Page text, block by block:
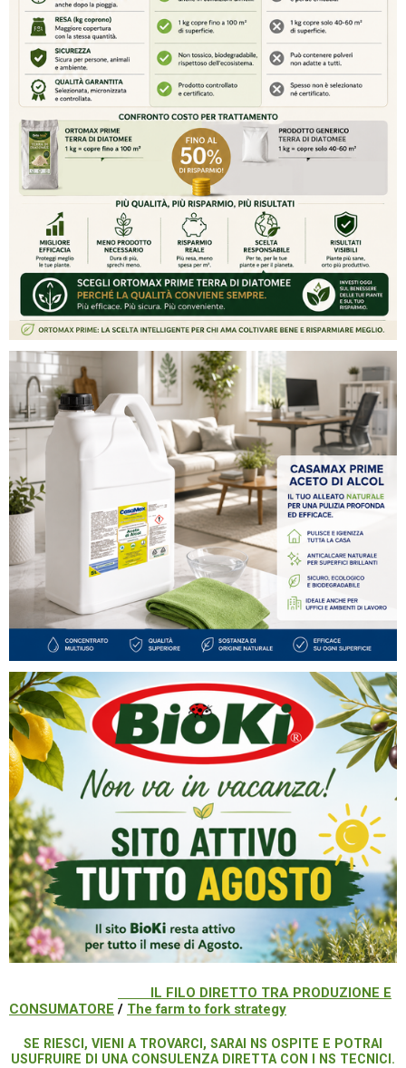
IL FILO DIRETTO TRA PRODUZIONE E
CONSUMATORE / The farm to fork strategy
SE RIESCI, VIENI A TROVARCI, SARAI NS OSPITE E POTRAI
USUFRUIRE DI UNA CONSULENZA DIRETTA CON I NS TECNICI.